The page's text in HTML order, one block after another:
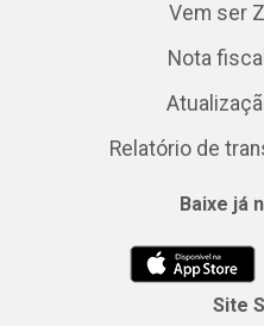
Vem ser
Nota
Relatório de
Baixe já
Site